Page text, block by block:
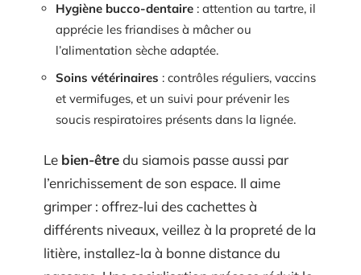
Hygiène bucco-dentaire : attention au tartre, il
apprécie les friandises à mâcher ou
l’alimentation sèche adaptée.
Soins vétérinaires : contrôles réguliers, vaccins
et vermifuges, et un suivi pour prévenir les
soucis respiratoires présents dans la lignée.
Le bien-êtredu siamois passe aussi par
l’enrichissement de son espace. Il aime
grimper : offrez-lui des cachettes à
différents niveaux, veillez à la propreté de la
litière, installez-la à bonne distance du